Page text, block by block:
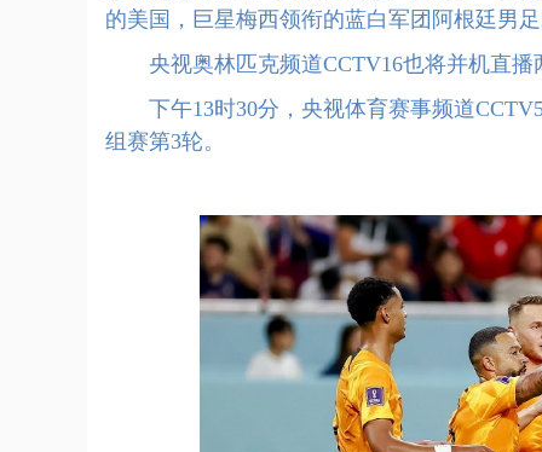
的美国，巨星梅西领衔的蓝白军团阿根廷男
央视奥林匹克频道CCTV16也将并机直播
下午13时30分，央视体育赛事频道
组赛第3轮。